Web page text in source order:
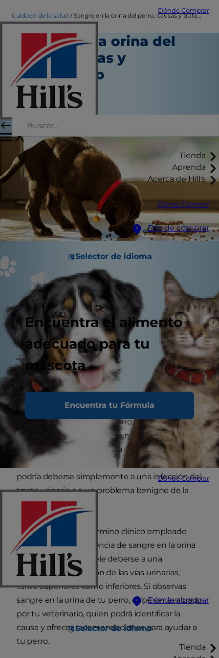
Dónde Comprar
Tienda
Aprenda
Acerca de Hill's
Dónde Comprar
Dónde comprar
Selector de idioma
Encuentra el alimento
adecuado para tu
mascota
Encuentra tu Fórmula
Dónde Comprar
Dónde comprar
Selector de idioma
Tienda
Cuidado de la salud Sangre en la orina del perro: causas y tratamiento
Sangre en la orina del
perro: causas y
tratamiento
Salud
Dra. Patty Khuly
|
Octubre 02, 2024
Si eres propietario de un perro, puede que veas
sangre en su orina en algún momento. Aunque
la presencia de sangre en la orina del perro es
algo que asusta, a menudo puede tratarse y
podría deberse simplemente a una infección del
tracto urinario o a un problema benigno de la
próstata.
La hematuria es el término clínico empleado
para describir la presencia de sangre en la orina
de nuestro perro. Suele deberse a una
inflamación o infección de las vías urinarias,
tanto superiores como inferiores. Si observas
sangre en la orina de tu perro, debe ser evaluado
por tu veterinario, quien podrá identificar la
causa y ofrecer recomendaciones para ayudar a
tu perro.